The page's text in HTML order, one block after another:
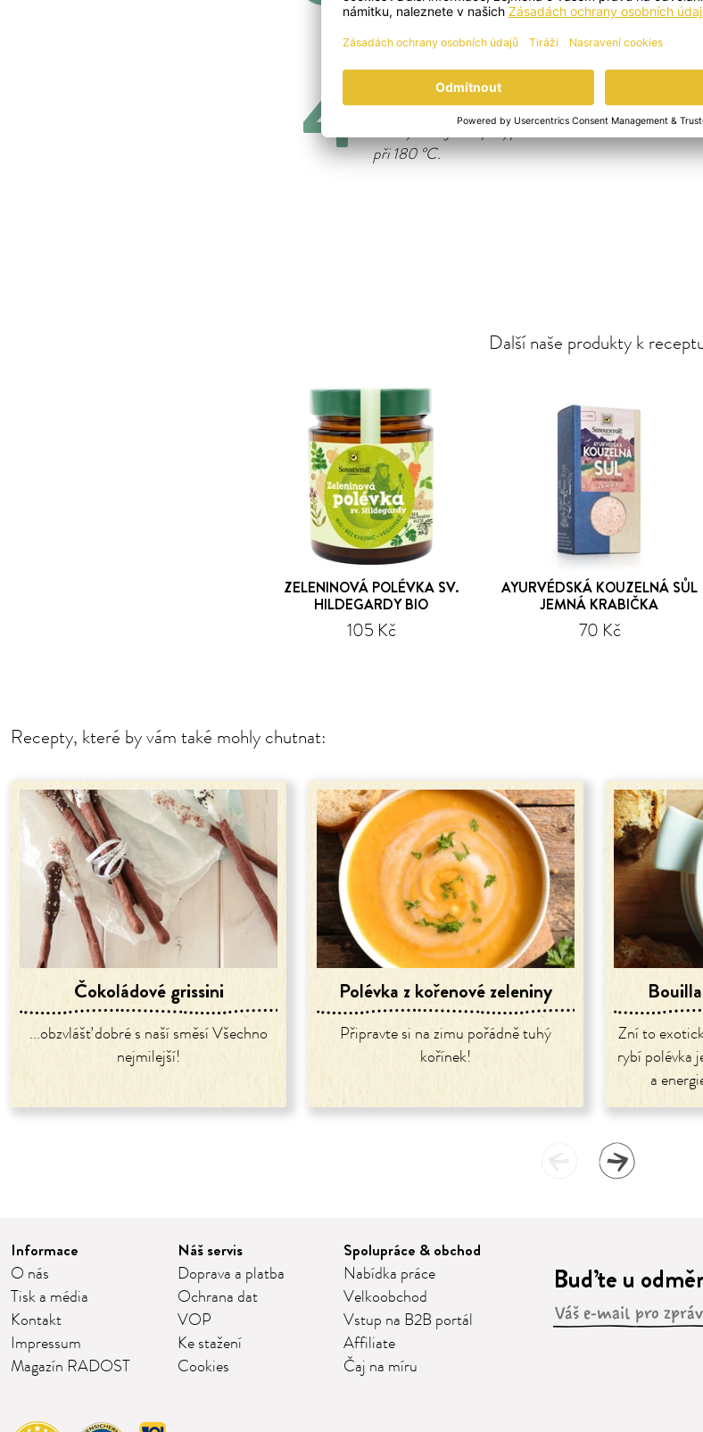
TIP na přílohu – andělské tyčinky: Pláty listového těsta
proužky, podélně je stočte do spirály, položte na
olivovým olejem a posypte směsí květů a koření Anděl
při 180 °C.
Další naše produkty k
ZELENINOVÁ POLÉVKA SV.
HILDEGARDY BIO
105 Kč
AYURVÉDSKÁ KOUZELNÁ SŮL
JEMNÁ KRABIČKA
70 Kč
Recepty, které by vám také mohly chutnat:
Čokoládové grissini
...obzvlášť dobré s naší směsí Všechno
nejmilejší!
Polévka z kořenové zeleniny
Připravte si na zimu pořádně tuhý
kořínek!
Zní to
rybí polévka
a
Informace
O nás
Tisk a média
Kontakt
Impressum
Magazín RADOST
Náš servis
Doprava a platba
Ochrana dat
VOP
Ke stažení
Cookies
Spolupráce & obchod
Nabídka práce
Velkoobchod
Vstup na B2B portál
Affiliate
Čaj na míru
Buďte u